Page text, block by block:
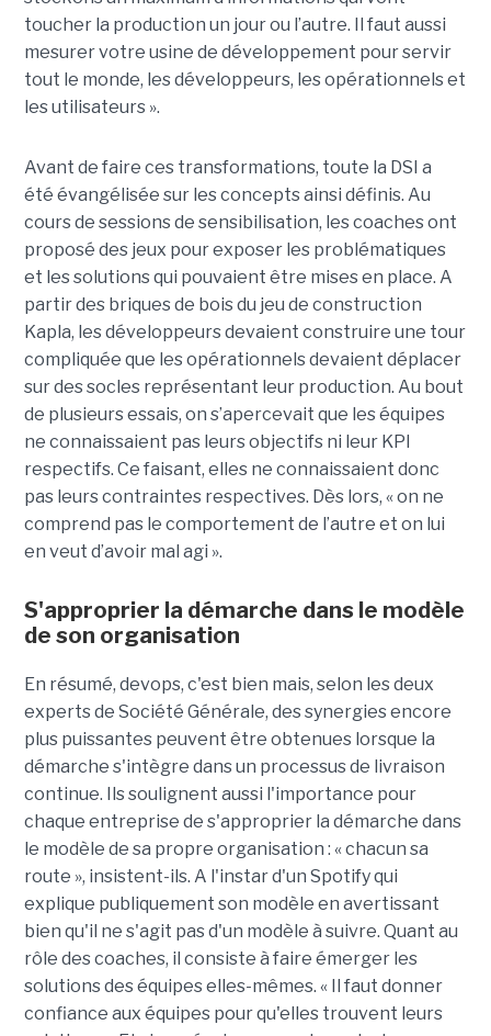
toucher la production un jour ou l’autre. Il faut aussi
mesurer votre usine de développement pour servir
tout le monde, les développeurs, les opérationnels et
les utilisateurs ».
Avant de faire ces transformations, toute la DSI a
été évangélisée sur les concepts ainsi définis. Au
cours de sessions de sensibilisation, les coaches ont
proposé des jeux pour exposer les problématiques
et les solutions qui pouvaient être mises en place. A
partir des briques de bois du jeu de construction
Kapla, les développeurs devaient construire une tour
compliquée que les opérationnels devaient déplacer
sur des socles représentant leur production. Au bout
de plusieurs essais, on s’apercevait que les équipes
ne connaissaient pas leurs objectifs ni leur KPI
respectifs. Ce faisant, elles ne connaissaient donc
pas leurs contraintes respectives. Dès lors, « on ne
comprend pas le comportement de l’autre et on lui
en veut d’avoir mal agi ».
S'approprier la démarche dans le modèle
de son organisation
En résumé, devops, c'est bien mais, selon les deux
experts de Société Générale, des synergies encore
plus puissantes peuvent être obtenues lorsque la
démarche s'intègre dans un processus de livraison
continue. Ils soulignent aussi l'importance pour
chaque entreprise de s'approprier la démarche dans
le modèle de sa propre organisation : « chacun sa
route », insistent-ils. A l'instar d'un Spotify qui
explique publiquement son modèle en avertissant
bien qu'il ne s'agit pas d'un modèle à suivre. Quant au
rôle des coaches, il consiste à faire émerger les
solutions des équipes elles-mêmes. « Il faut donner
confiance aux équipes pour qu'elles trouvent leurs